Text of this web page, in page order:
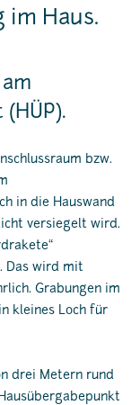
im Haus.
bzw.
in die Hauswand
versiegelt wird.
Das wird mit
Grabungen im
kleines Loch für
drei Metern rund